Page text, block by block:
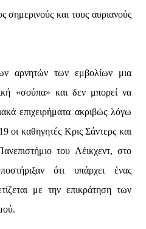
σημερινούς και τους αυριανούς
αρνητών των εμβολίων μια
«σούπα» και δεν μπορεί να
επιχειρήματα ακριβώς λόγω
οι καθηγητές Κρις Σάντερς και
του Λέικχεντ, στο
ότι υπάρχει ένας
με την επικράτηση των